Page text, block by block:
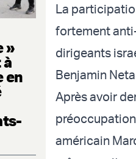
»
en
La
fortement
dirigeants
Benjamin
Après avoir
américain